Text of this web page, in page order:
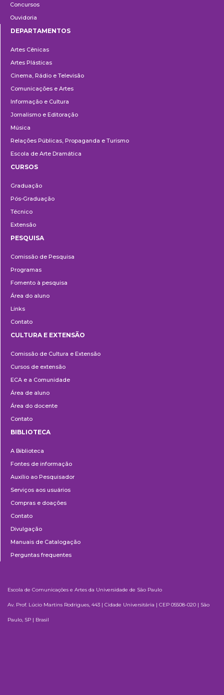
Concursos
Ouvidoria
DEPARTAMENTOS
Artes Cênicas
Artes Plásticas
Cinema, Rádio e Televisão
Comunicações e Artes
Informação e Cultura
Jornalismo e Editoração
Música
Relações Públicas, Propaganda e Turismo
Escola de Arte Dramática
CURSOS
Graduação
Pós-Graduação
Técnico
Extensão
PESQUISA
Comissão de Pesquisa
Programas
Fomento à pesquisa
Área do aluno
Links
Contato
e
Extensão
CULTURA E EXTENSÃO
Comissão de Cultura e Extensão
Cursos de extensão
ECA e a Comunidade
Área de aluno
Área do docente
Contato
BIBLIOTECA
A Biblioteca
Fontes de informação
Auxílio ao Pesquisador
Serviços aos usuários
Compras e doações
Contato
Divulgação
Manuais de Catalogação
Perguntas frequentes
Escola de Comunicações e Artes da Universidade de São Paulo
Av. Prof. Lúcio Martins Rodrigues, 443 | Cidade Universitária | CEP 05508-020 | São
Paulo, SP | Brasil